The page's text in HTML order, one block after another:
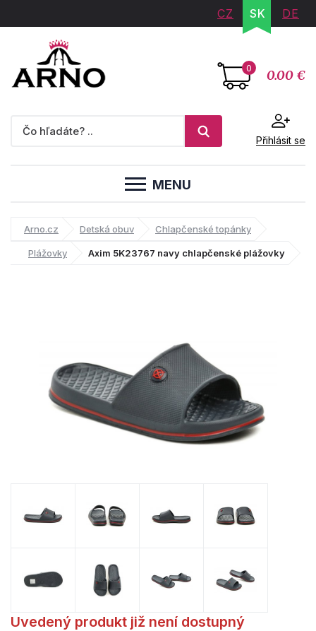
CZ SK DE
0 0.00 €
Přihlásit se
MENU
Arno.cz Detská obuv Chlapčenské topánky
Plážovky Axim 5K23767 navy chlapčenské plážovky
Uvedený produkt již není dostupný